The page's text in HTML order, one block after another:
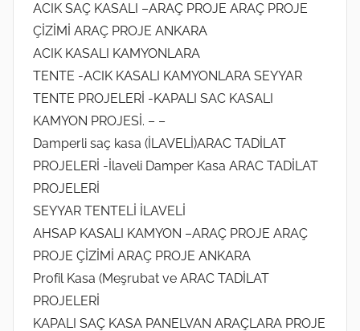
ACIK SAÇ KASALI –ARAÇ PROJE ARAÇ PROJE
ÇİZİMİ ARAÇ PROJE ANKARA
ACIK KASALI KAMYONLARA
TENTE -ACIK KASALI KAMYONLARA SEYYAR
TENTE PROJELERİ -KAPALI SAC KASALI
KAMYON PROJESİ. – –
Damperli saç kasa (İLAVELİ)ARAC TADİLAT
PROJELERİ -İlaveli Damper Kasa ARAC TADİLAT
PROJELERİ
SEYYAR TENTELİ İLAVELİ
AHSAP KASALI KAMYON –ARAÇ PROJE ARAÇ
PROJE ÇİZİMİ ARAÇ PROJE ANKARA
Profil Kasa (Meşrubat ve ARAC TADİLAT
PROJELERİ
KAPALI SAÇ KASA PANELVAN ARAÇLARA PROJE